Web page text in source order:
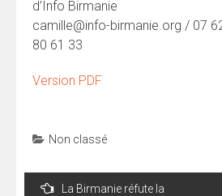
d’Info Birmanie
camille@info-birmanie.org / 07
80 61 33
Version PDF
Non classé
Navigation
La Birmanie réfute la